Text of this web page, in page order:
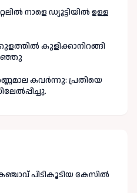
നാളെ ഡ്യൂട്ടിയിൽ ഉള്ള
കുളിക്കാനിറങ്ങി
കവർന്നു: പ്രതിയെ
പിടികൂടിയ കേസിൽ